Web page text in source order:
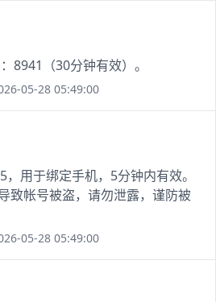
8941（30分钟有效）。
05-28 05:49:00
，用于绑定手机，5分钟内有效。
致帐号被盗，请勿泄露，谨防被
05-28 05:49:00